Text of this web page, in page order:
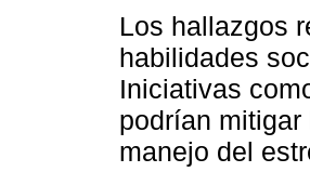
Los hallazgos
habilidades
Iniciativas
podrían
manejo del